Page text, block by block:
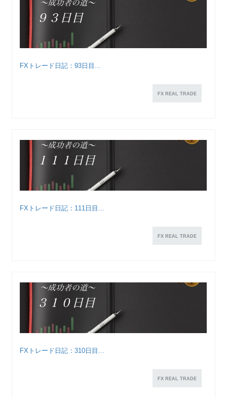
FXトレード日記：93日目...
FX REAL TRADE
FXトレード日記：111日目...
FX REAL TRADE
FXトレード日記：310日目...
FX REAL TRADE